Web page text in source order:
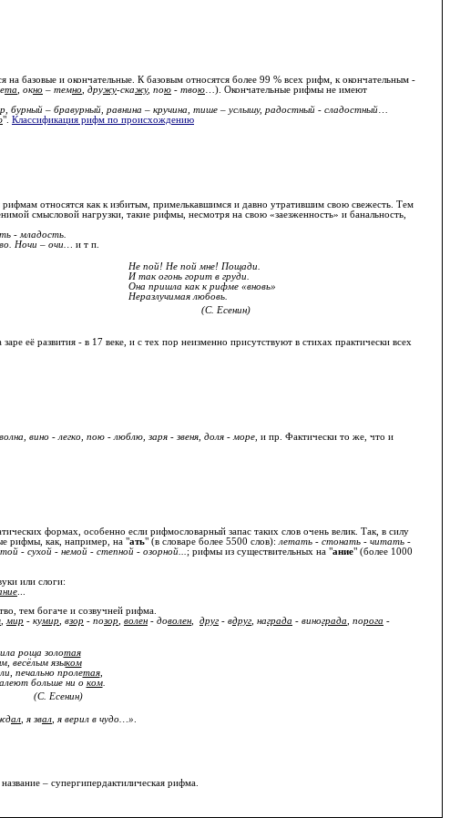
базовые и окончательные. К базовым относятся более 99 % всех рифм, к окончательным -
та , окно – темно , дружу-скажу, пою - твою …). Окончательные рифмы не имеют
бурный – бравурный, равнина – кручина, тише – услышу, радостный - сладостный
". Классификация рифм по происхождению
рифмам относятся как к избитым, примелькавшимся и давно утратившим свою свежесть. Тем
смысловой нагрузки, такие рифмы, несмотря на свою «заезженность» и банальность,
- младость.
Ночи – очи… и т п.
Не пой! Не пой мне! Пощади.
И так огонь горит в груди.
Она пришла как к рифме «вновь»
Неразлучимая любовь.
(С. Есенин)
её развития - в 17 веке, и с тех пор неизменно присутствуют в стихах практически всех
вино - легко, пою - люблю, заря - звеня, доля - море , и пр. Фактически то же, что и
формах, особенно если рифмословарный запас таких слов очень велик. Так, в силу
рифмы, как, например, на "ать" (в словаре более 5500 слов): летать - стонать - читать -
- сухой - немой - степной - озорной... ; рифмы из существительных на "ание" (более 1000
или слоги:
тем богаче и созвучней рифма.
мир - кумир , взор - позор волен - доволен друг - вдруг , награда - винограда , порога -
роща золотая
весёлым языком
печально пролетая,
больше ни о ком.
(С. Есенин)
ал , я звал , я верил в чудо…»
– супергипердактилическая рифма.